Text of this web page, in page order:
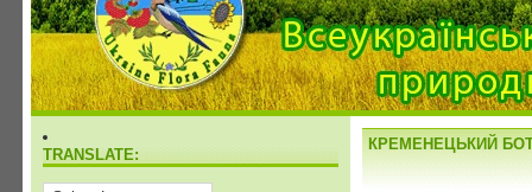
TRANSLATE:
КРЕМЕНЕЦЬКИЙ